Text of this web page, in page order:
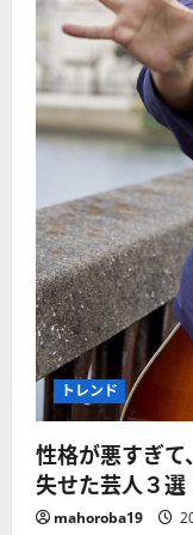
トレンド
性格が悪すぎ
失せた芸人３選
mahoroba19